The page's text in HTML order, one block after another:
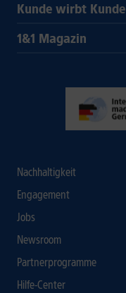
Kunde wirbt Kunde
1&1 Magazin
Nachhaltigkeit
Engagement
Jobs
Newsroom
Partnerprogramme
Hilfe-Center